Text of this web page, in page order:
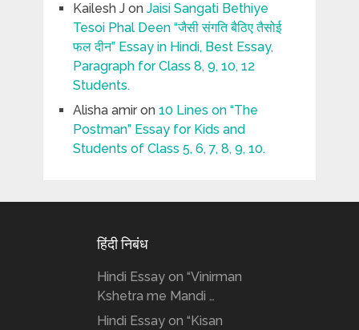
Kailesh Jon Jaisi Sangati Bethiye
Tesoi Phal Deen “जैसी संगति बैठिए तैसोई
फल दीन” Essay in Hindi, Best Essay,
Paragraph for Class 8, 9, 10, 12
Students.
Alisha amiron 10 Lines on “The
Postman” Essay for Kids and
Students of Class 5, 6, 7, 8, 9, 10.
हिंदी निबंध
Hindi Essay on “Vinirman
Kshetra me Mandi …
Hindi Essay on “Kisan